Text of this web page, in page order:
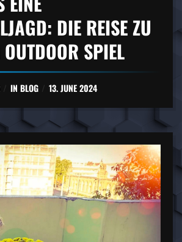
DIE REISE ZU
SPIEL
IN BLOG 13. JUNE 2024